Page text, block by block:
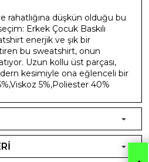
rahatlığına düşkün olduğu bu
Erkek Çocuk Baskılı
enerjik ve şık bir
bu sweatshirt, onun
Uzun kollu üst parçası,
kesimiyle ona eğlenceli bir
5%,Poliester 40%